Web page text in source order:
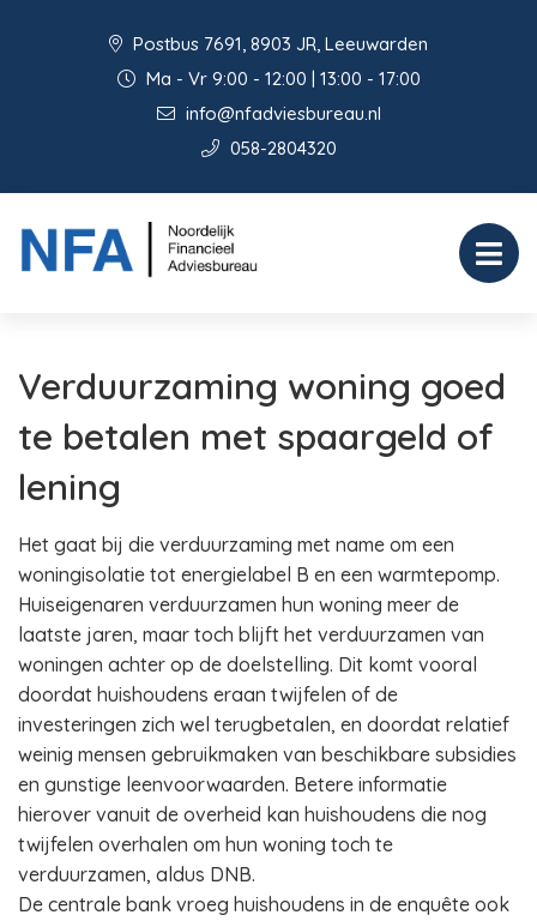
Postbus 7691, 8903 JR, Leeuwarden
Ma - Vr 9:00 - 12:00 | 13:00 - 17:00
info@nfadviesbureau.nl
058-2804320
Verduurzaming woning goed
te betalen met spaargeld of
lening
Het gaat bij die verduurzaming met name om een
woningisolatie tot energielabel B en een warmtepomp.
Huiseigenaren verduurzamen hun woning meer de
laatste jaren, maar toch blijft het verduurzamen van
woningen achter op de doelstelling. Dit komt vooral
doordat huishoudens eraan twijfelen of de
investeringen zich wel terugbetalen, en doordat relatief
weinig mensen gebruikmaken van beschikbare subsidies
en gunstige leenvoorwaarden. Betere informatie
hierover vanuit de overheid kan huishoudens die nog
twijfelen overhalen om hun woning toch te
verduurzamen, aldus DNB.
De centrale bank vroeg huishoudens in de enquête ook